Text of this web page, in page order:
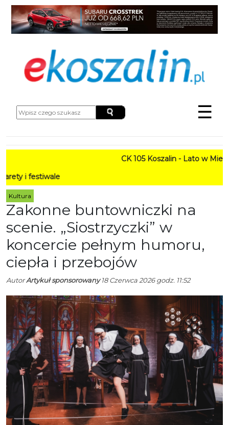
☰
CK 105 Koszalin - Lato w Mieście HARMONOGRAM
Kultura
Zakonne buntowniczki na
scenie. „Siostrzyczki” w
koncercie pełnym humoru,
ciepła i przebojów
AutorArtykuł sponsorowany18 Czerwca 2026 godz. 11:52